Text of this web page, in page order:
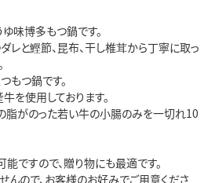
味博多もつ鍋です。
レと鰹節、昆布、干し椎茸から丁寧に取っ
もつ鍋です。
を使用しております。
脂がのった若い牛の小腸のみを一切れ10
ですので、贈り物にも最適です。
んので、お客様のお好みでご用意くださ